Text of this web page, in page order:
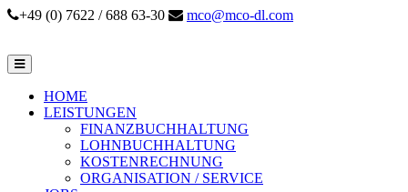
+49 (0) 7622 / 688 63-30 mco@mco-dl.com
HOME
LEISTUNGEN
FINANZBUCHHALTUNG
LOHNBUCHHALTUNG
KOSTENRECHNUNG
ORGANISATION / SERVICE